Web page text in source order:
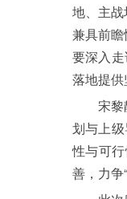
地、主
兼具前
要深入
落地提供
宋黎静
划与上
性与可
善，力争